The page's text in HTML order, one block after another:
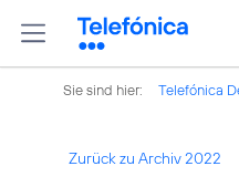
Sie sind hier: Telefónica
Zurück zu Archiv 2022